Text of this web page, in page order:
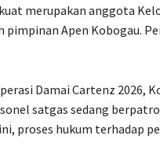
merupakan anggota
pimpinan Apen Kobogau.
Damai Cartenz 2026,
satgas sedang
proses hukum terhadap